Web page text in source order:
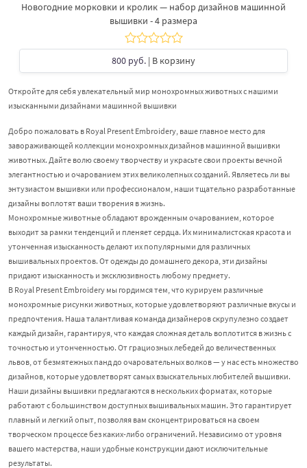
Новогодние морковки и кролик — набор дизайнов машинной
вышивки - 4 размера
800 руб. | В корзину
Откройте для себя увлекательный мир монохромных животных с нашими
изысканными дизайнами машинной вышивки
Добро пожаловать в Royal Present Embroidery, ваше главное место для
завораживающей коллекции монохромных дизайнов машинной вышивки
животных. Дайте волю своему творчеству и украсьте свои проекты вечной
элегантностью и очарованием этих великолепных созданий. Являетесь ли вы
энтузиастом вышивки или профессионалом, наши тщательно разработанные
дизайны воплотят ваши творения в жизнь.
Монохромные животные обладают врожденным очарованием, которое
выходит за рамки тенденций и пленяет сердца. Их минималистская красота и
утонченная изысканность делают их популярными для различных
вышивальных проектов. От одежды до домашнего декора, эти дизайны
придают изысканность и эксклюзивность любому предмету.
В Royal Present Embroidery мы гордимся тем, что курируем различные
монохромные рисунки животных, которые удовлетворяют различные вкусы и
предпочтения. Наша талантливая команда дизайнеров скрупулезно создает
каждый дизайн, гарантируя, что каждая сложная деталь воплотится в жизнь с
точностью и утонченностью. От грациозных лебедей до величественных
львов, от безмятежных панд до очаровательных волков — у нас есть множество
дизайнов, которые удовлетворят самых взыскательных любителей вышивки.
Наши дизайны вышивки предлагаются в нескольких форматах, которые
работают с большинством доступных вышивальных машин. Это гарантирует
плавный и легкий опыт, позволяя вам сконцентрироваться на своем
творческом процессе без каких-либо ограничений. Независимо от уровня
вашего мастерства, наши удобные конструкции дают исключительные
результаты.